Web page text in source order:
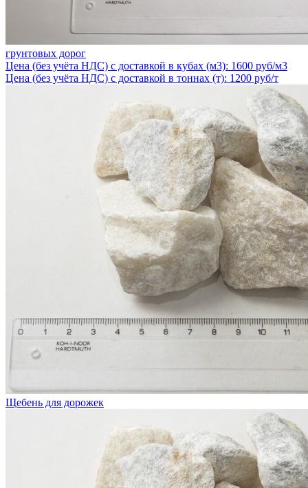
грунтовых дорог
Цена (без учёта НДС) с доставкой в кубах (м3): 1600 руб/м3
Цена (без учёта НДС) с доставкой в тоннах (т): 1200 руб/т
Щебень для дорожек